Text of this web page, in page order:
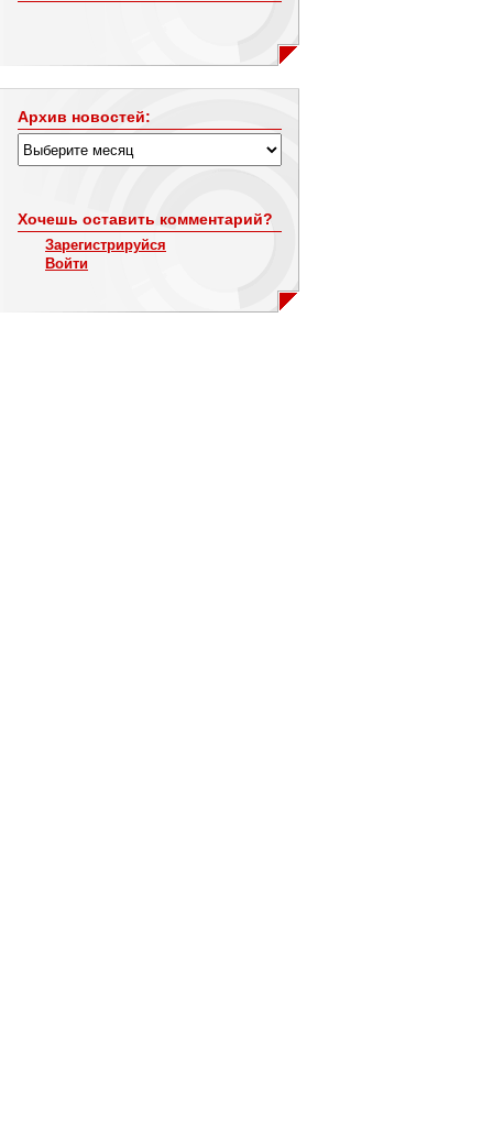
Архив новостей:
Хочешь оставить комментарий?
Зарегистрируйся
Войти